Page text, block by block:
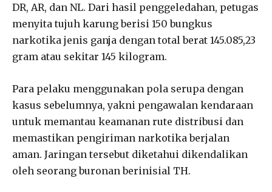
DR, AR, dan NL. Dari hasil penggeledahan, petugas
menyita tujuh karung berisi 150 bungkus
narkotika jenis ganja dengan total berat 145.085,23
gram atau sekitar 145 kilogram.
Para pelaku menggunakan pola serupa dengan
kasus sebelumnya, yakni pengawalan kendaraan
untuk memantau keamanan rute distribusi dan
memastikan pengiriman narkotika berjalan
aman. Jaringan tersebut diketahui dikendalikan
oleh seorang buronan berinisial TH.